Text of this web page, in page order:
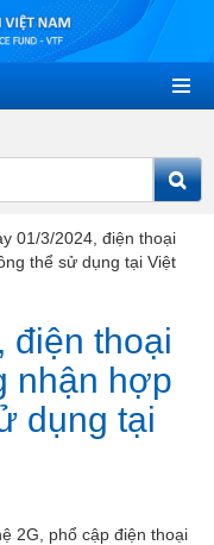
01/3/2024, điện thoại
thể sử dụng tại Việt
điện thoại
nhận hợp
dụng tại
2G, phổ cập điện thoại